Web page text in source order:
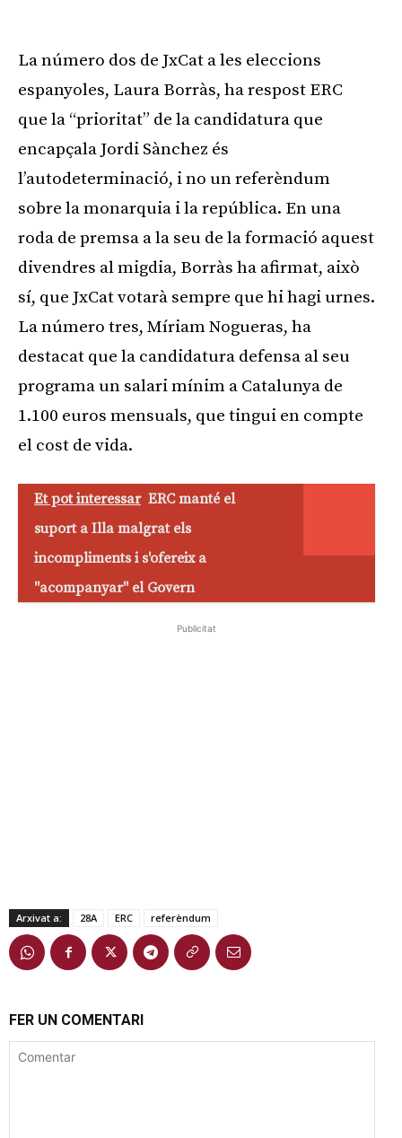
La número dos de JxCat a les eleccions
espanyoles, Laura Borràs, ha respost ERC
que la “prioritat” de la candidatura que
encapçala Jordi Sànchez és
l’autodeterminació, i no un referèndum
sobre la monarquia i la república. En una
roda de premsa a la seu de la formació aquest
divendres al migdia, Borràs ha afirmat, això
sí, que JxCat votarà sempre que hi hagi urnes.
La número tres, Míriam Nogueras, ha
destacat que la candidatura defensa al seu
programa un salari mínim a Catalunya de
1.100 euros mensuals, que tingui en compte
el cost de vida.
Et pot interessar ERC manté el
suport a Illa malgrat els
incompliments i s'ofereix a
"acompanyar" el Govern
Publicitat
Arxivat a: 28A ERC referèndum
FER UN COMENTARI